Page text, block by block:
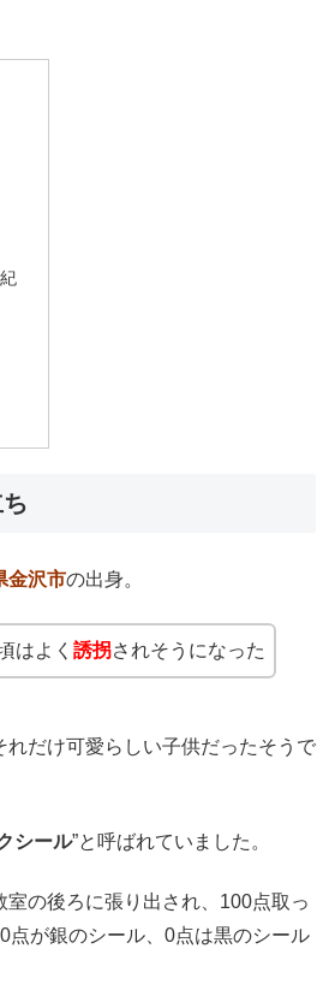
金沢市の出身。
はよく 誘拐されそうになった
れだけ可愛らしい子供だったそうで
シール”と呼ばれていました。
の後ろに張り出され、100点取っ
点が銀のシール、0点は黒のシール